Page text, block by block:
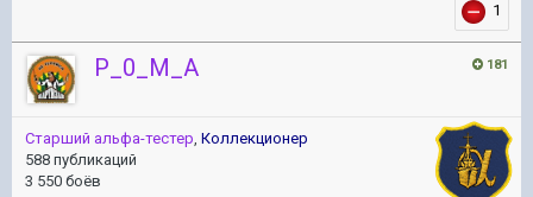
1
181
P_0_M_A
Старший альфа-тестер, Коллекционер
588 публикаций
3 550 боёв